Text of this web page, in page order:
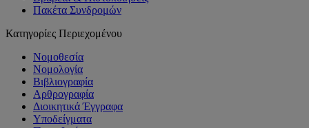
Πακέτα Συνδρομών
Κατηγορίες Περιεχομένου
Νομοθεσία
Νομολογία
Βιβλιογραφία
Αρθρογραφία
Διοικητικά Έγγραφα
Υποδείγματα